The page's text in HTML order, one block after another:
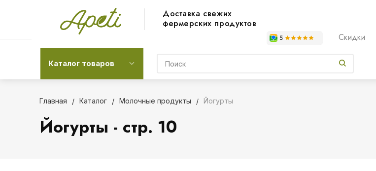
Доставка свежих
фермерских продуктов
Скидки
Каталог товаров
Главная Каталог Молочные продукты Йогурты
Йогурты - стр. 10